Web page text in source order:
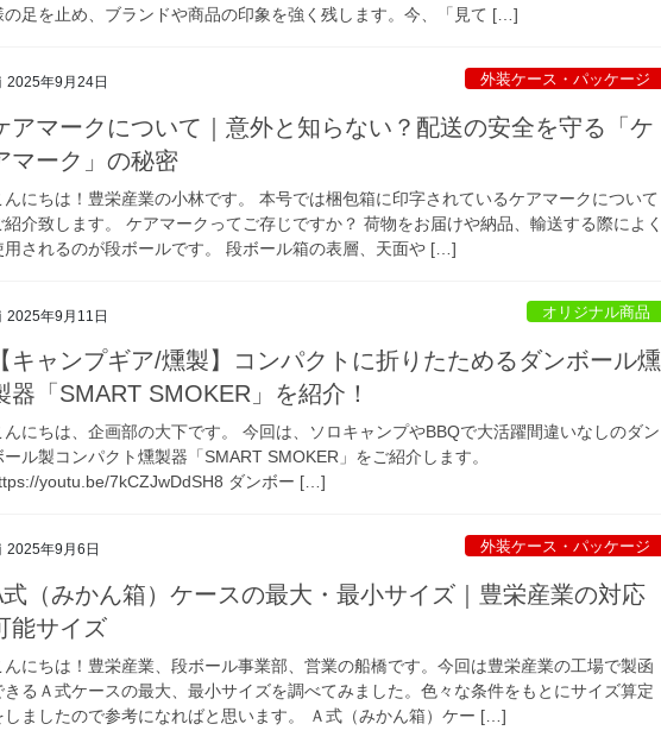
の足を止め、ブランドや商品の印象を強く残します。今、「見て […]
2025年9月24日 外装ケース・パッケージ
アマークについて｜意外と知らない？配送の安全を守る「ケ
マーク」の秘密
んにちは！豊栄産業の小林です。 本号では梱包箱に印字されているケアマークについて
紹介致します。 ケアマークってご存じですか？ 荷物をお届けや納品、輸送する際によく
用されるのが段ボールです。 段ボール箱の表層、天面や […]
2025年9月11日 オリジナル商品
【キャンプギア/燻製】コンパクトに折りたためるダンボール燻
器「SMART SMOKER」を紹介！
んにちは、企画部の大下です。 今回は、ソロキャンプやBBQで大活躍間違いなしのダン
ール製コンパクト燻製器「SMART SMOKER」をご紹介します。
youtu.be/7kCZJwDdSH8 ダンボー […]
2025年9月6日 外装ケース・パッケージ
（みかん箱）ケースの最大・最小サイズ｜豊栄産業の対応
能サイズ
んにちは！豊栄産業、段ボール事業部、営業の船橋です。今回は豊栄産業の工場で製函
きるＡ式ケースの最大、最小サイズを調べてみました。色々な条件をもとにサイズ算定
しましたので参考になればと思います。 Ａ式（みかん箱）ケー […]